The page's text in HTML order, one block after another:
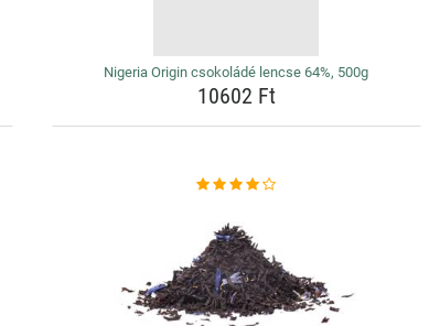
Nigeria Origin csokoládé lencse 64%, 500g
10602 Ft